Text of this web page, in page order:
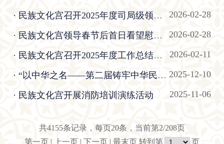
· 民族文化宫召开2025年度司局级领导干部民主生活会 2026-02-28
· 民族文化宫领导春节后首日看望慰问干部职工 2026-02-28
· 民族文化宫召开2025年度工作总结暨表彰大会 2026-02-11
· “以中华之名——第二届铸牢中华民族共同体意识美术作品展”征集作品初评结果公布 2025-12-10
· 民族文化宫开展消防培训演练活动 2025-11-06
共4155条记录，每页20条，当前第2/208页
第一页 | 上一页 | 下一页 | 最末页 转到第 页